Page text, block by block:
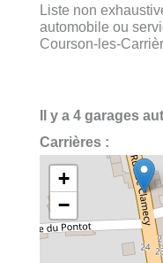
Liste non
automobile ou
Courson-les-
Il y a 4 garages
Carrières :
+
−